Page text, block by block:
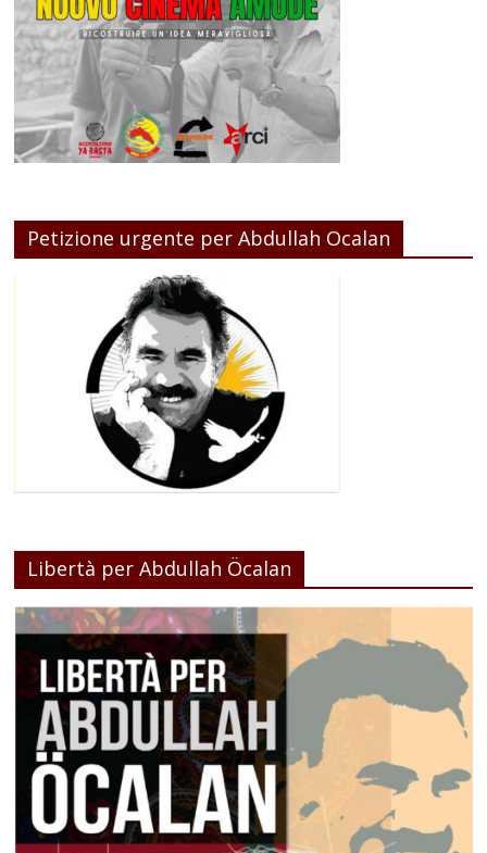
Petizione urgente per Abdullah Ocalan
Libertà per Abdullah Öcalan